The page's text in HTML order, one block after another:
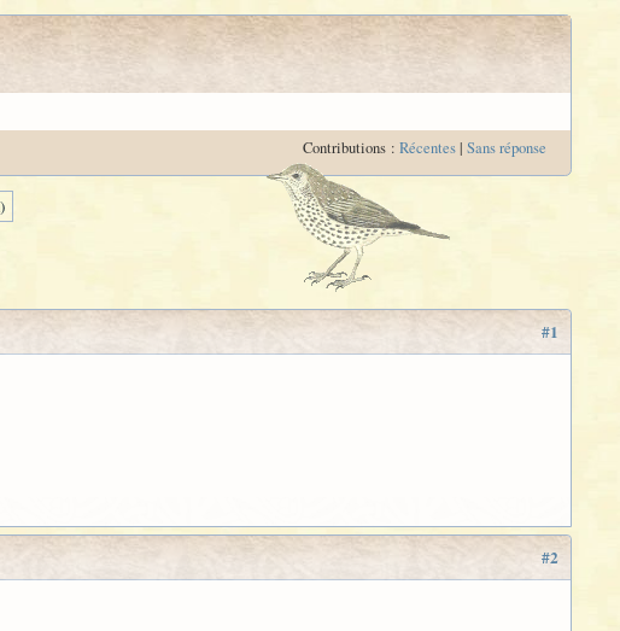
Contributions : Récentes| Sans réponse
#1
#2